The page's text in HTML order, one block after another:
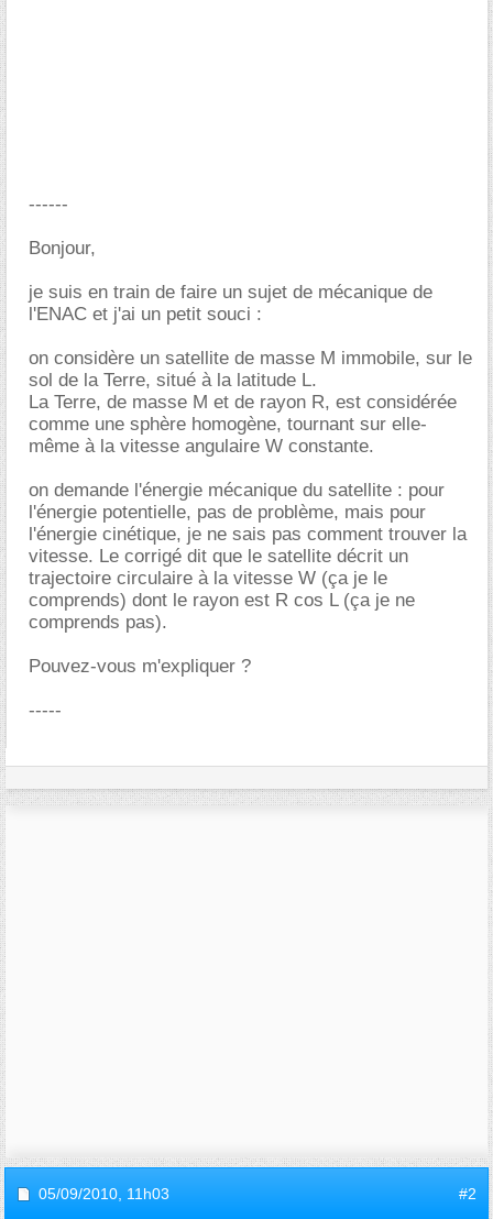
------
Bonjour,
je suis en train de faire un sujet de mécanique de
l'ENAC et j'ai un petit souci :
on considère un satellite de masse M immobile, sur le
sol de la Terre, situé à la latitude L.
La Terre, de masse M et de rayon R, est considérée
comme une sphère homogène, tournant sur elle-
même à la vitesse angulaire W constante.
on demande l'énergie mécanique du satellite : pour
l'énergie potentielle, pas de problème, mais pour
l'énergie cinétique, je ne sais pas comment trouver la
vitesse. Le corrigé dit que le satellite décrit un
trajectoire circulaire à la vitesse W (ça je le
comprends) dont le rayon est R cos L (ça je ne
comprends pas).
Pouvez-vous m'expliquer ?
-----
05/09/2010, 11h03 #2